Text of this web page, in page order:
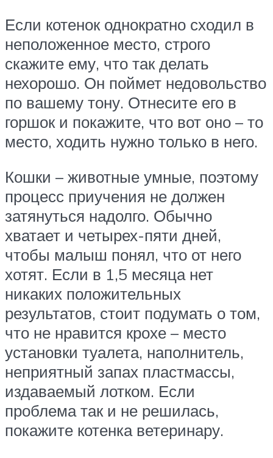
Если котенок однократно сходил в
неположенное место, строго
скажите ему, что так делать
нехорошо. Он поймет недовольство
по вашему тону. Отнесите его в
горшок и покажите, что вот оно – то
место, ходить нужно только в него.
Кошки – животные умные, поэтому
процесс приучения не должен
затянуться надолго. Обычно
хватает и четырех-пяти дней,
чтобы малыш понял, что от него
хотят. Если в 1,5 месяца нет
никаких положительных
результатов, стоит подумать о том,
что не нравится крохе – место
установки туалета, наполнитель,
неприятный запах пластмассы,
издаваемый лотком. Если
проблема так и не решилась,
покажите котенка ветеринару.